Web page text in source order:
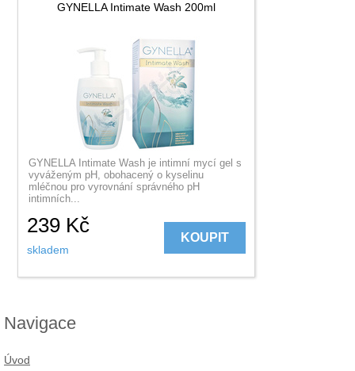
GYNELLA Intimate Wash 200ml
GYNELLA Intimate Wash je intimní mycí gel s
vyváženým pH, obohacený o kyselinu
mléčnou pro vyrovnání správného pH
intimních...
239 Kč
skladem
KOUPIT
Navigace
Úvod